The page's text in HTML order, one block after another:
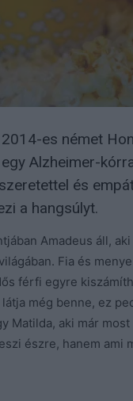
es német
Alzheimer-
és
a hangsúlyt.
Amadeus áll,
Fia és
férfi egyre
még benne, ez
Matilda, aki már
észre, hanem ami